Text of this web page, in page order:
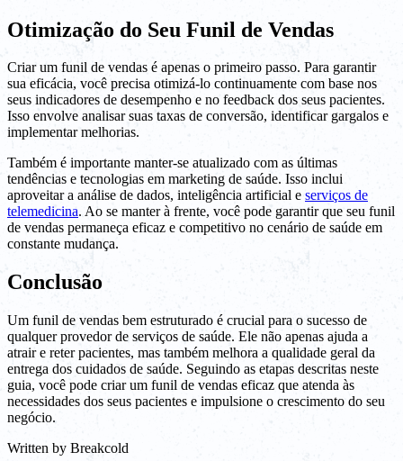
Otimização do Seu Funil de Vendas
Criar um funil de vendas é apenas o primeiro passo. Para garantir
sua eficácia, você precisa otimizá-lo continuamente com base nos
seus indicadores de desempenho e no feedback dos seus pacientes.
Isso envolve analisar suas taxas de conversão, identificar gargalos e
implementar melhorias.
Também é importante manter-se atualizado com as últimas
tendências e tecnologias em marketing de saúde. Isso inclui
aproveitar a análise de dados, inteligência artificial e serviços de
telemedicina. Ao se manter à frente, você pode garantir que seu funil
de vendas permaneça eficaz e competitivo no cenário de saúde em
constante mudança.
Conclusão
Um funil de vendas bem estruturado é crucial para o sucesso de
qualquer provedor de serviços de saúde. Ele não apenas ajuda a
atrair e reter pacientes, mas também melhora a qualidade geral da
entrega dos cuidados de saúde. Seguindo as etapas descritas neste
guia, você pode criar um funil de vendas eficaz que atenda às
necessidades dos seus pacientes e impulsione o crescimento do seu
negócio.
Written by Breakcold